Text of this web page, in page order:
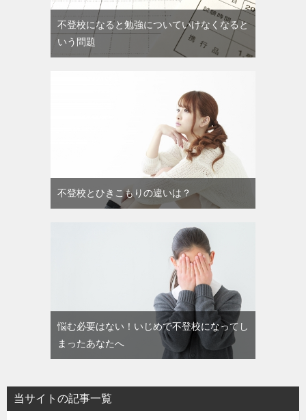
不登校になると勉強についていけなくなると
いう問題
不登校とひきこもりの違いは？
悩む必要はない！いじめで不登校になってし
まったあなたへ
当サイトの記事一覧